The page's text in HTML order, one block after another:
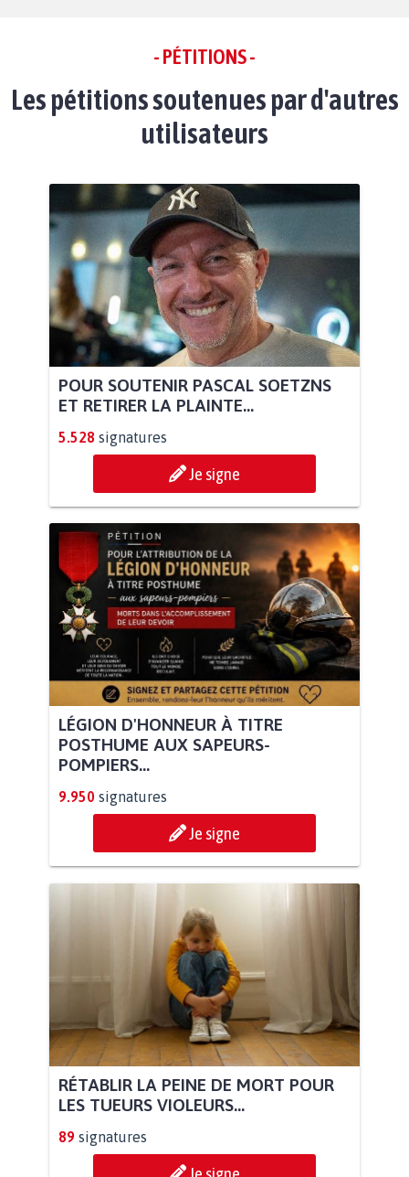
- PÉTITIONS -
Les pétitions soutenues par d'autres
utilisateurs
POUR SOUTENIR PASCAL SOETZNS
ET RETIRER LA PLAINTE...
5.528 signatures
Je signe
LÉGION D'HONNEUR À TITRE
POSTHUME AUX SAPEURS-
POMPIERS...
9.950 signatures
Je signe
RÉTABLIR LA PEINE DE MORT POUR
LES TUEURS VIOLEURS...
89 signatures